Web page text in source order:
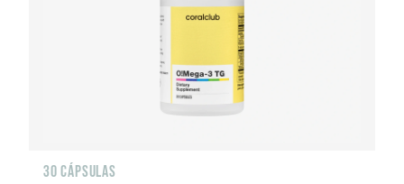
30 CÁPSULAS